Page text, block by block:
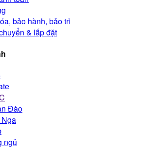
bảo hành, bảo trì
& lắp đặt
Đào
ngủ